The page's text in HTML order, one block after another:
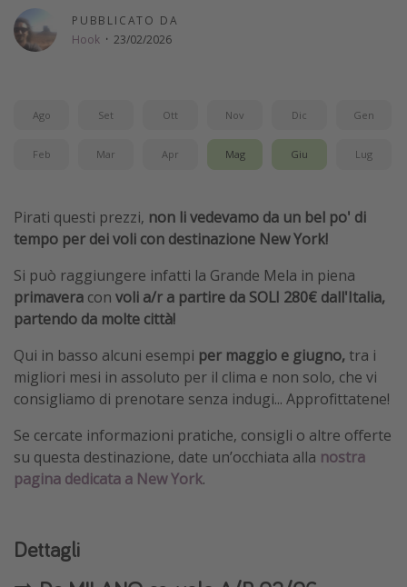
PUBBLICATO DA
Hook · 23/02/2026
Ago Set Ott Nov Dic Gen
Feb Mar Apr Mag Giu Lug
Pirati questi prezzi, non li vedevamo da un bel po' di
tempo per dei voli con destinazione New York!
Si può raggiungere infatti la Grande Mela in piena
primavera con voli a/r a partire da SOLI 280€ dall'Italia,
partendo da molte città!
Qui in basso alcuni esempi per maggio e giugno, tra i
migliori mesi in assoluto per il clima e non solo, che vi
consigliamo di prenotare senza indugi... Approfittatene!
Se cercate informazioni pratiche, consigli o altre offerte
su questa destinazione, date un’occhiata alla nostra
pagina dedicata a New York.
Dettagli